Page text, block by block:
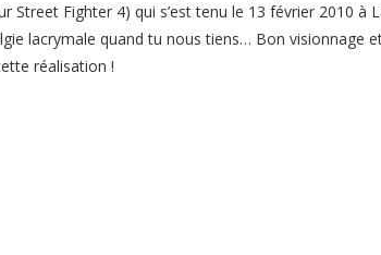
Street Fighter 4) qui s’est tenu le 13 février 2010 à
lacrymale quand tu nous tiens… Bon visionnage et
réalisation !